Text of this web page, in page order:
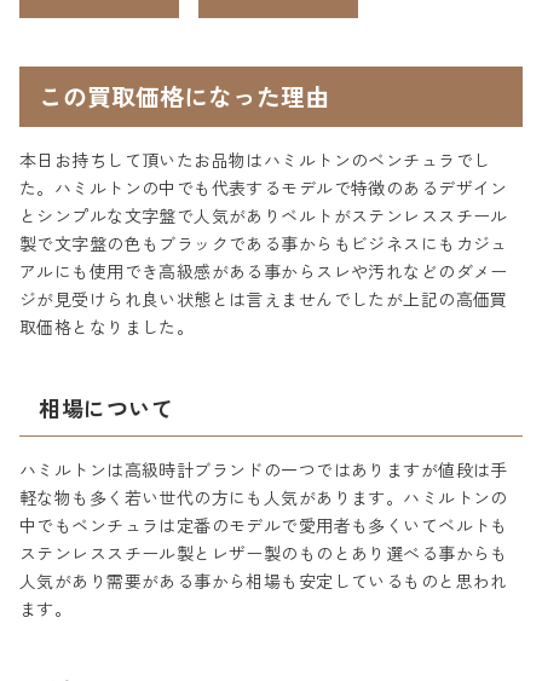
この買取価格になった理由
本日お持ちして頂いたお品物はハミルトンのベンチュラでし
た。ハミルトンの中でも代表するモデルで特徴のあるデザイン
とシンプルな文字盤で人気がありベルトがステンレススチール
製で文字盤の色もブラックである事からもビジネスにもカジュ
アルにも使用でき高級感がある事からスレや汚れなどのダメー
ジが見受けられ良い状態とは言えませんでしたが上記の高価買
取価格となりました。
相場について
ハミルトンは高級時計ブランドの一つではありますが値段は手
軽な物も多く若い世代の方にも人気があります。ハミルトンの
中でもベンチュラは定番のモデルで愛用者も多くいてベルトも
ステンレススチール製とレザー製のものとあり選べる事からも
人気があり需要がある事から相場も安定しているものと思われ
ます。